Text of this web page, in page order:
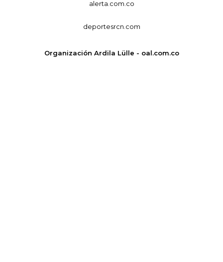
alerta.com.co
deportesrcn.com
Organización Ardila Lülle - oal.com.co